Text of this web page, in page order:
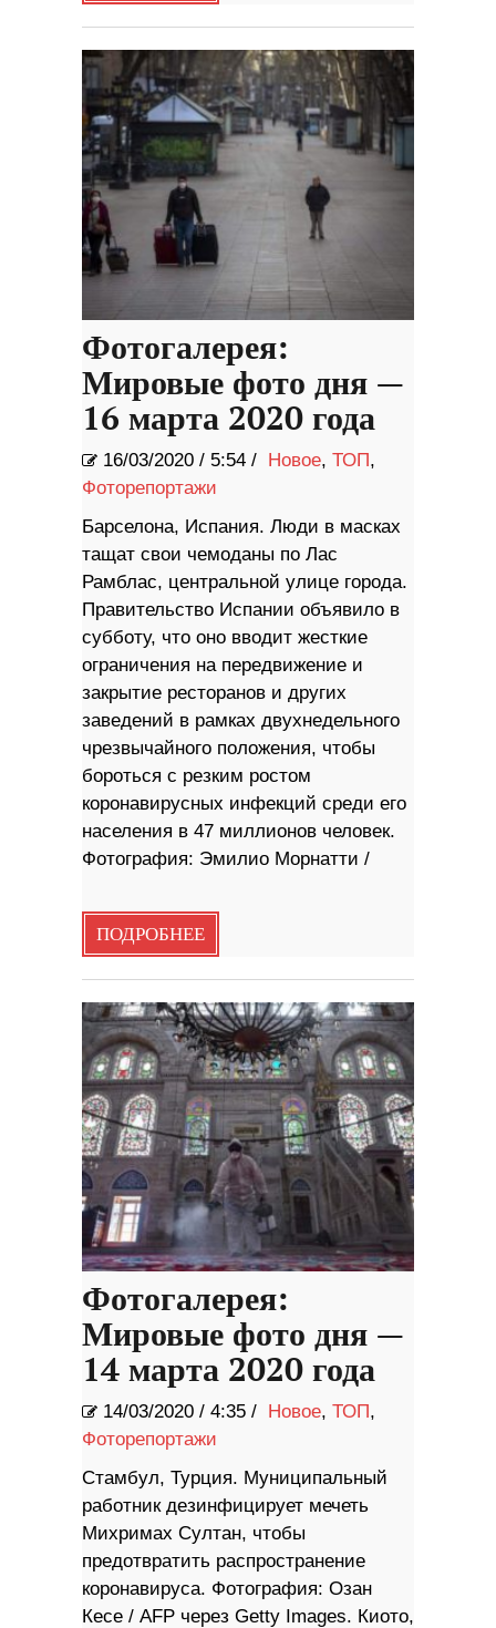
Фотогалерея:
Мировые фото дня —
16 марта 2020 года
16/03/2020 / 5:54 / Новое, ТОП,
Фоторепортажи
Барселона, Испания. Люди в масках
тащат свои чемоданы по Лас
Рамблас, центральной улице города.
Правительство Испании объявило в
субботу, что оно вводит жесткие
ограничения на передвижение и
закрытие ресторанов и других
заведений в рамках двухнедельного
чрезвычайного положения, чтобы
бороться с резким ростом
коронавирусных инфекций среди его
населения в 47 миллионов человек.
Фотография: Эмилио Морнатти /
ПОДРОБНЕЕ
Фотогалерея:
Мировые фото дня —
14 марта 2020 года
14/03/2020 / 4:35 / Новое, ТОП,
Фоторепортажи
Стамбул, Турция. Муниципальный
работник дезинфицирует мечеть
Михримах Султан, чтобы
предотвратить распространение
коронавируса. Фотография: Озан
Кесе / AFP через Getty Images. Киото,